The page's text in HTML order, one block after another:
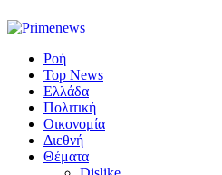
Ροή
Top News
Ελλάδα
Πολιτική
Οικονομία
Διεθνή
Θέματα